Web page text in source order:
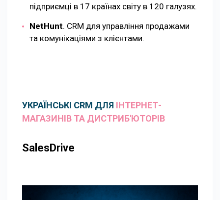
підприємці в 17 країнах світу в 120 галузях.
NetHunt. CRM для управління продажами
та комунікаціями з клієнтами.
УКРАЇНСЬКІ CRM ДЛЯ ІНТЕРНЕТ-
МАГАЗИНІВ ТА ДИСТРИБ'ЮТОРІВ
SalesDrive